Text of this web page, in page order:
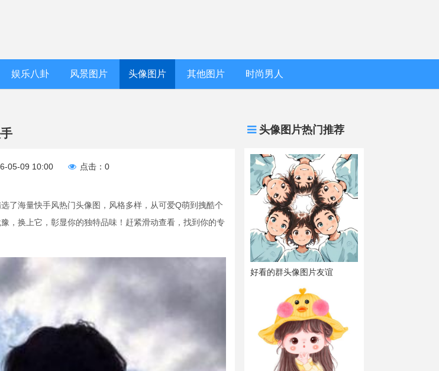
娱乐八卦 风景图片 头像图片 其他图片 时尚男人
头像图片热门推荐
好看的群头像图片友谊
05-09 10:00 点击：0
了海量快手风热门头像图，风格多样，从可爱Q萌到拽酷个
，换上它，彰显你的独特品味！赶紧滑动查看，找到你的专